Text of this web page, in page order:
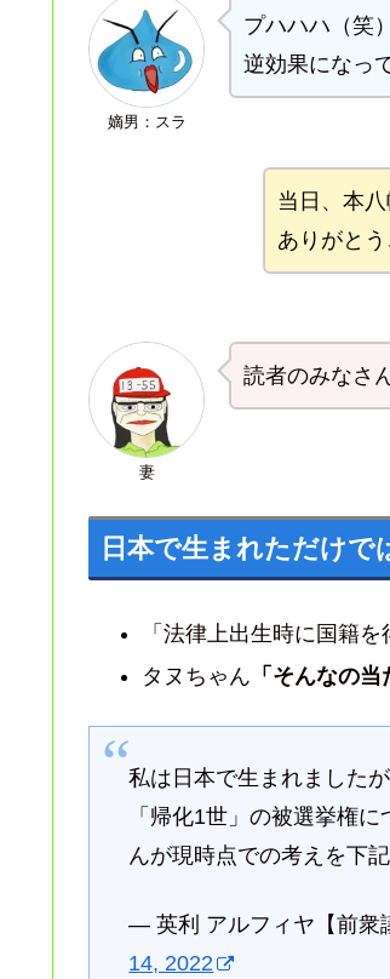
嫡男：スラ
プハハハ（笑）
逆効果になっ
当日、本八
ありがと
妻
読者のみなさ
日本で生まれただけで
「法律上出生時に国籍
タヌちゃん 「そんなの当
私は日本で生まれました
「帰化1世」の被選挙権
んが現時点での考えを下
— 英利 アルフィヤ【前衆
14, 2022